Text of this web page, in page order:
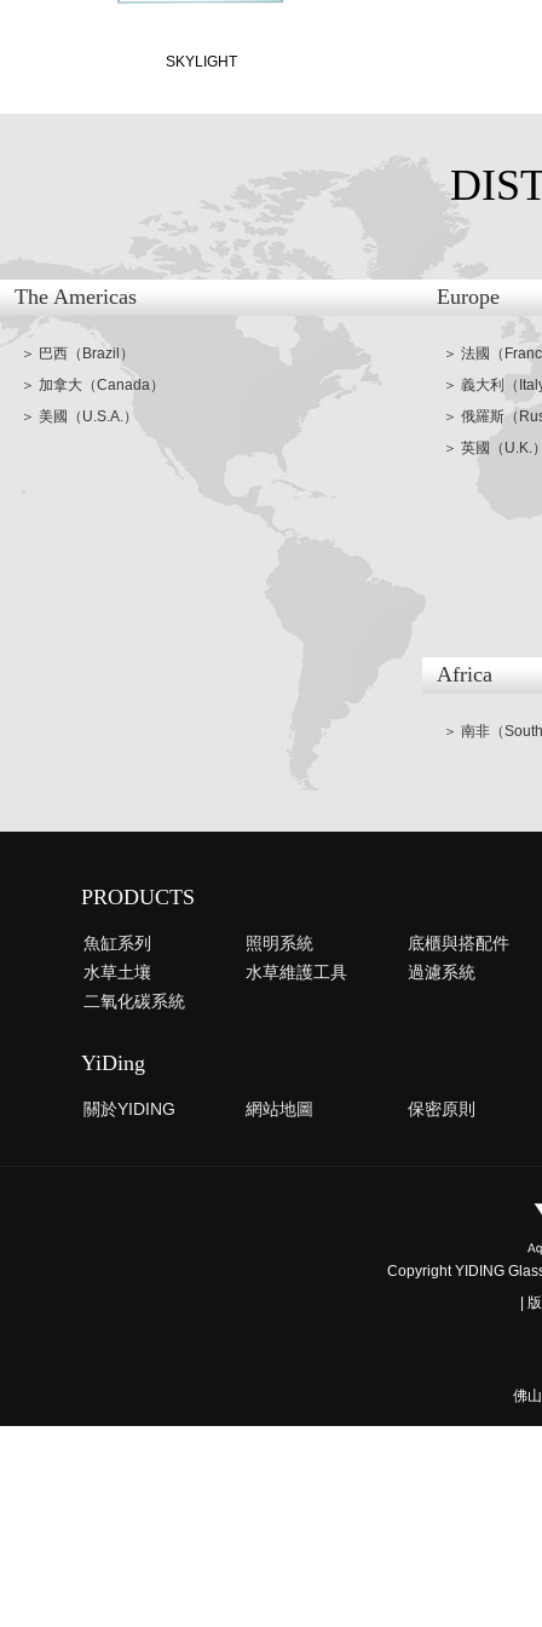
SKYLIGHT
The Americas
＞ 巴西（Brazil）
＞ 加拿大（Canada）
＞ 美國（U.S.A.）
Europe
＞ 法國（
＞ 義大利（
＞ 俄羅斯（
＞ 英國（U.K.
Africa
＞ 南非（
PRODUCTS
魚缸系列 照明系統
底櫃與搭配件
水草土壤
水草維護工具
過濾系統
二氧化碳系統
YiDing
關於YIDING 網站地圖 保密原則
Copyright YIDING
|
佛